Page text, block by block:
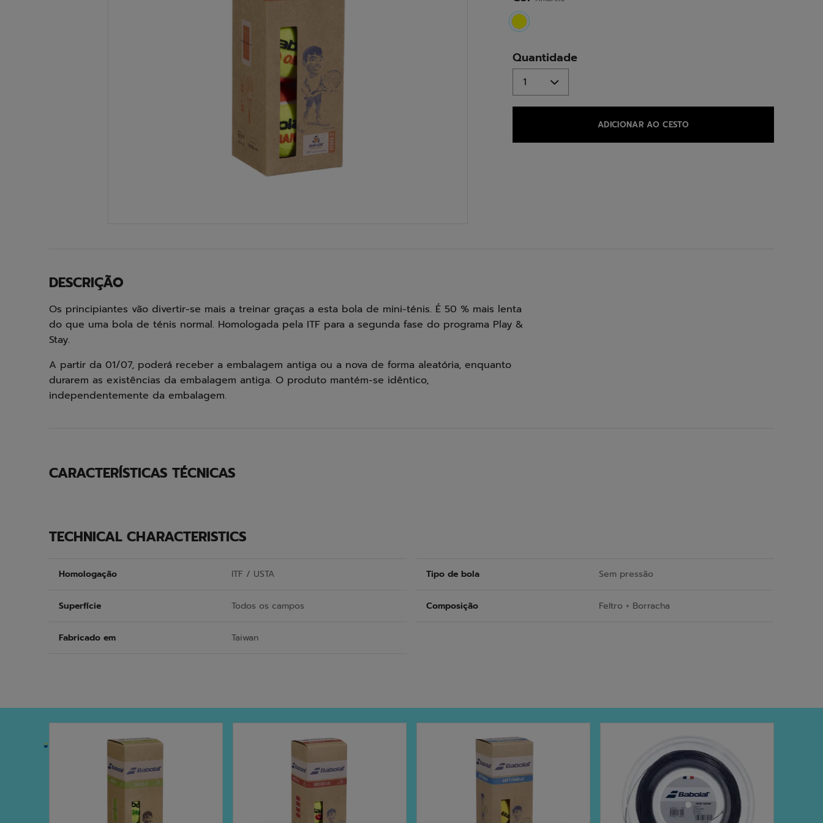
selected
Quantidade
ADICIONAR AO CESTO
DESCRIÇÃO
Os principiantes vão divertir-se mais a treinar graças a esta bola de mini-ténis. É 50 % mais lenta
do que uma bola de ténis normal. Homologada pela ITF para a segunda fase do programa Play &
Stay.
A partir da 01/07, poderá receber a embalagem antiga ou a nova de forma aleatória, enquanto
durarem as existências da embalagem antiga. O produto mantém-se idêntico,
independentemente da embalagem.
CARACTERÍSTICAS TÉCNICAS
TECHNICAL CHARACTERISTICS
Homologação ITF / USTA Tipo de bola Sem pressão
Superfície Todos os campos Composição Feltro + Borracha
Fabricado em Taiwan